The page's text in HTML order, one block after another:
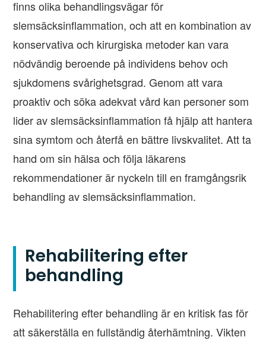
finns olika behandlingsvägar för
slemsäcksinflammation, och att en kombination av
konservativa och kirurgiska metoder kan vara
nödvändig beroende på individens behov och
sjukdomens svårighetsgrad. Genom att vara
proaktiv och söka adekvat vård kan personer som
lider av slemsäcksinflammation få hjälp att hantera
sina symtom och återfå en bättre livskvalitet. Att ta
hand om sin hälsa och följa läkarens
rekommendationer är nyckeln till en framgångsrik
behandling av slemsäcksinflammation.
Rehabilitering efter
behandling
Rehabilitering efter behandling är en kritisk fas för
att säkerställa en fullständig återhämtning. Vikten